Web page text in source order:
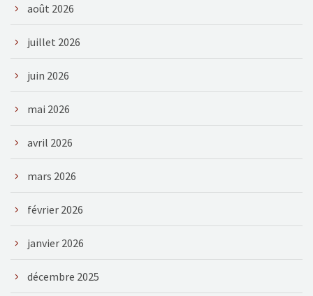
août 2026
juillet 2026
juin 2026
mai 2026
avril 2026
mars 2026
février 2026
janvier 2026
décembre 2025